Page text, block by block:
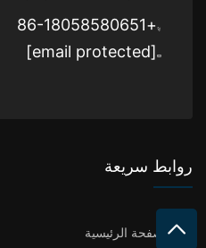
+86-18058580651
[email protected]
روابط سريعة
الصفحة الرئيسية